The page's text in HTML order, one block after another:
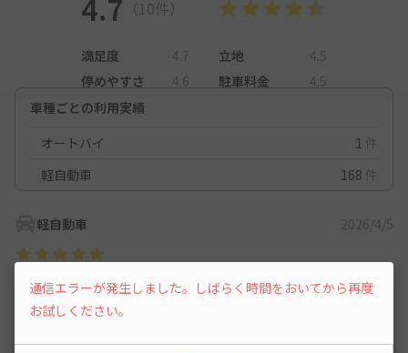
（10件）
満足度 4.7 立地
4.5
停めやすさ
4.6 駐車料金
4.5
車種ごとの利用実績
オートバイ
1 件
軽自動車
168 件
軽自動車 2026/4/5
場所も分かりやすく停めやすかったです。
軽自動車 2026/3/28
通信エラーが発生しました。しばらく時間をおいてから再度
お試しください。